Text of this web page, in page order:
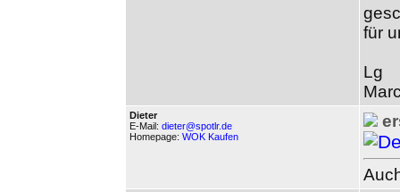
für
Lg
Dieter
E-Mail: dieter@spotlr.de
Homepage: WOK Kaufen